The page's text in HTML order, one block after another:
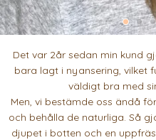
Det var 2år sedan min kund
bara lagt i nyansering, vilket
väldigt bra med
Men, vi bestämde oss ändå
och behålla de naturliga. Så
djupet i botten och en